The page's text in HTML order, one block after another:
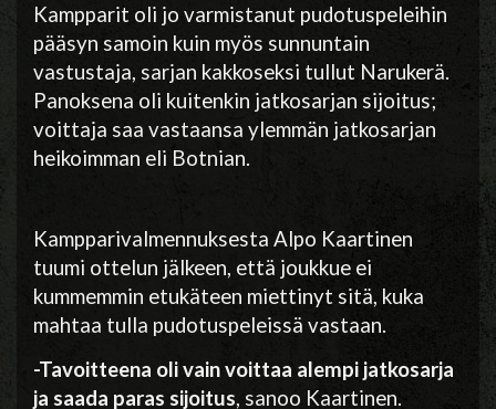
Kampparit oli jo varmistanut pudotuspeleihin
pääsyn samoin kuin myös sunnuntain
vastustaja, sarjan kakkoseksi tullut Narukerä.
Panoksena oli kuitenkin jatkosarjan sijoitus;
voittaja saa vastaansa ylemmän jatkosarjan
heikoimman eli Botnian.
Kampparivalmennuksesta Alpo Kaartinen
tuumi ottelun jälkeen, että joukkue ei
kummemmin etukäteen miettinyt sitä, kuka
mahtaa tulla pudotuspeleissä vastaan.
-Tavoitteena oli vain voittaa alempi jatkosarja
ja saada paras sijoitus, sanoo Kaartinen.